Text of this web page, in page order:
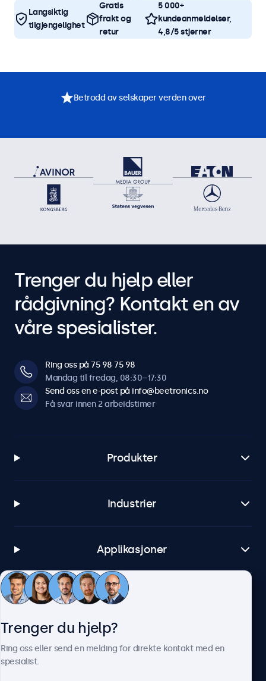
Langsiktig
tilgjengelighet
Gratis
frakt og
retur
5 000+
kundeanmeldelser,
4,8/5 stjerner
Betrodd av selskaper verden over
Trenger du hjelp eller
rådgivning? Kontakt en av
våre spesialister.
Ring oss på 75 98 75 98
Mandag til fredag, 08:30–17:30
Send oss en e-post på info@beetronics.no
Få svar innen 2 arbeidstimer
Produkter
Industrier
Applikasjoner
Kundeservice
Trenger du hjelp?
Ring oss eller send en melding for direkte kontakt med en
spesialist.